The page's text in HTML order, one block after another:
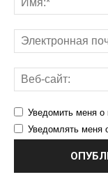
Уведомить меня о
Уведомлять меня